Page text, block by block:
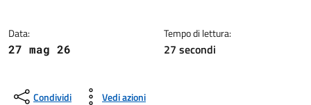
Data:
27 mag 26
Tempo di lettura:
27 secondi
Condividi Vedi azioni